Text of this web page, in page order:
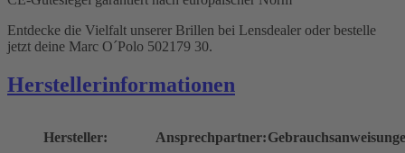
Entdecke die Vielfalt unserer Brillen bei Lensdealer oder bestelle
jetzt deine Marc O´Polo 502179 30.
Herstellerinformationen
Hersteller: Ansprechpartner: